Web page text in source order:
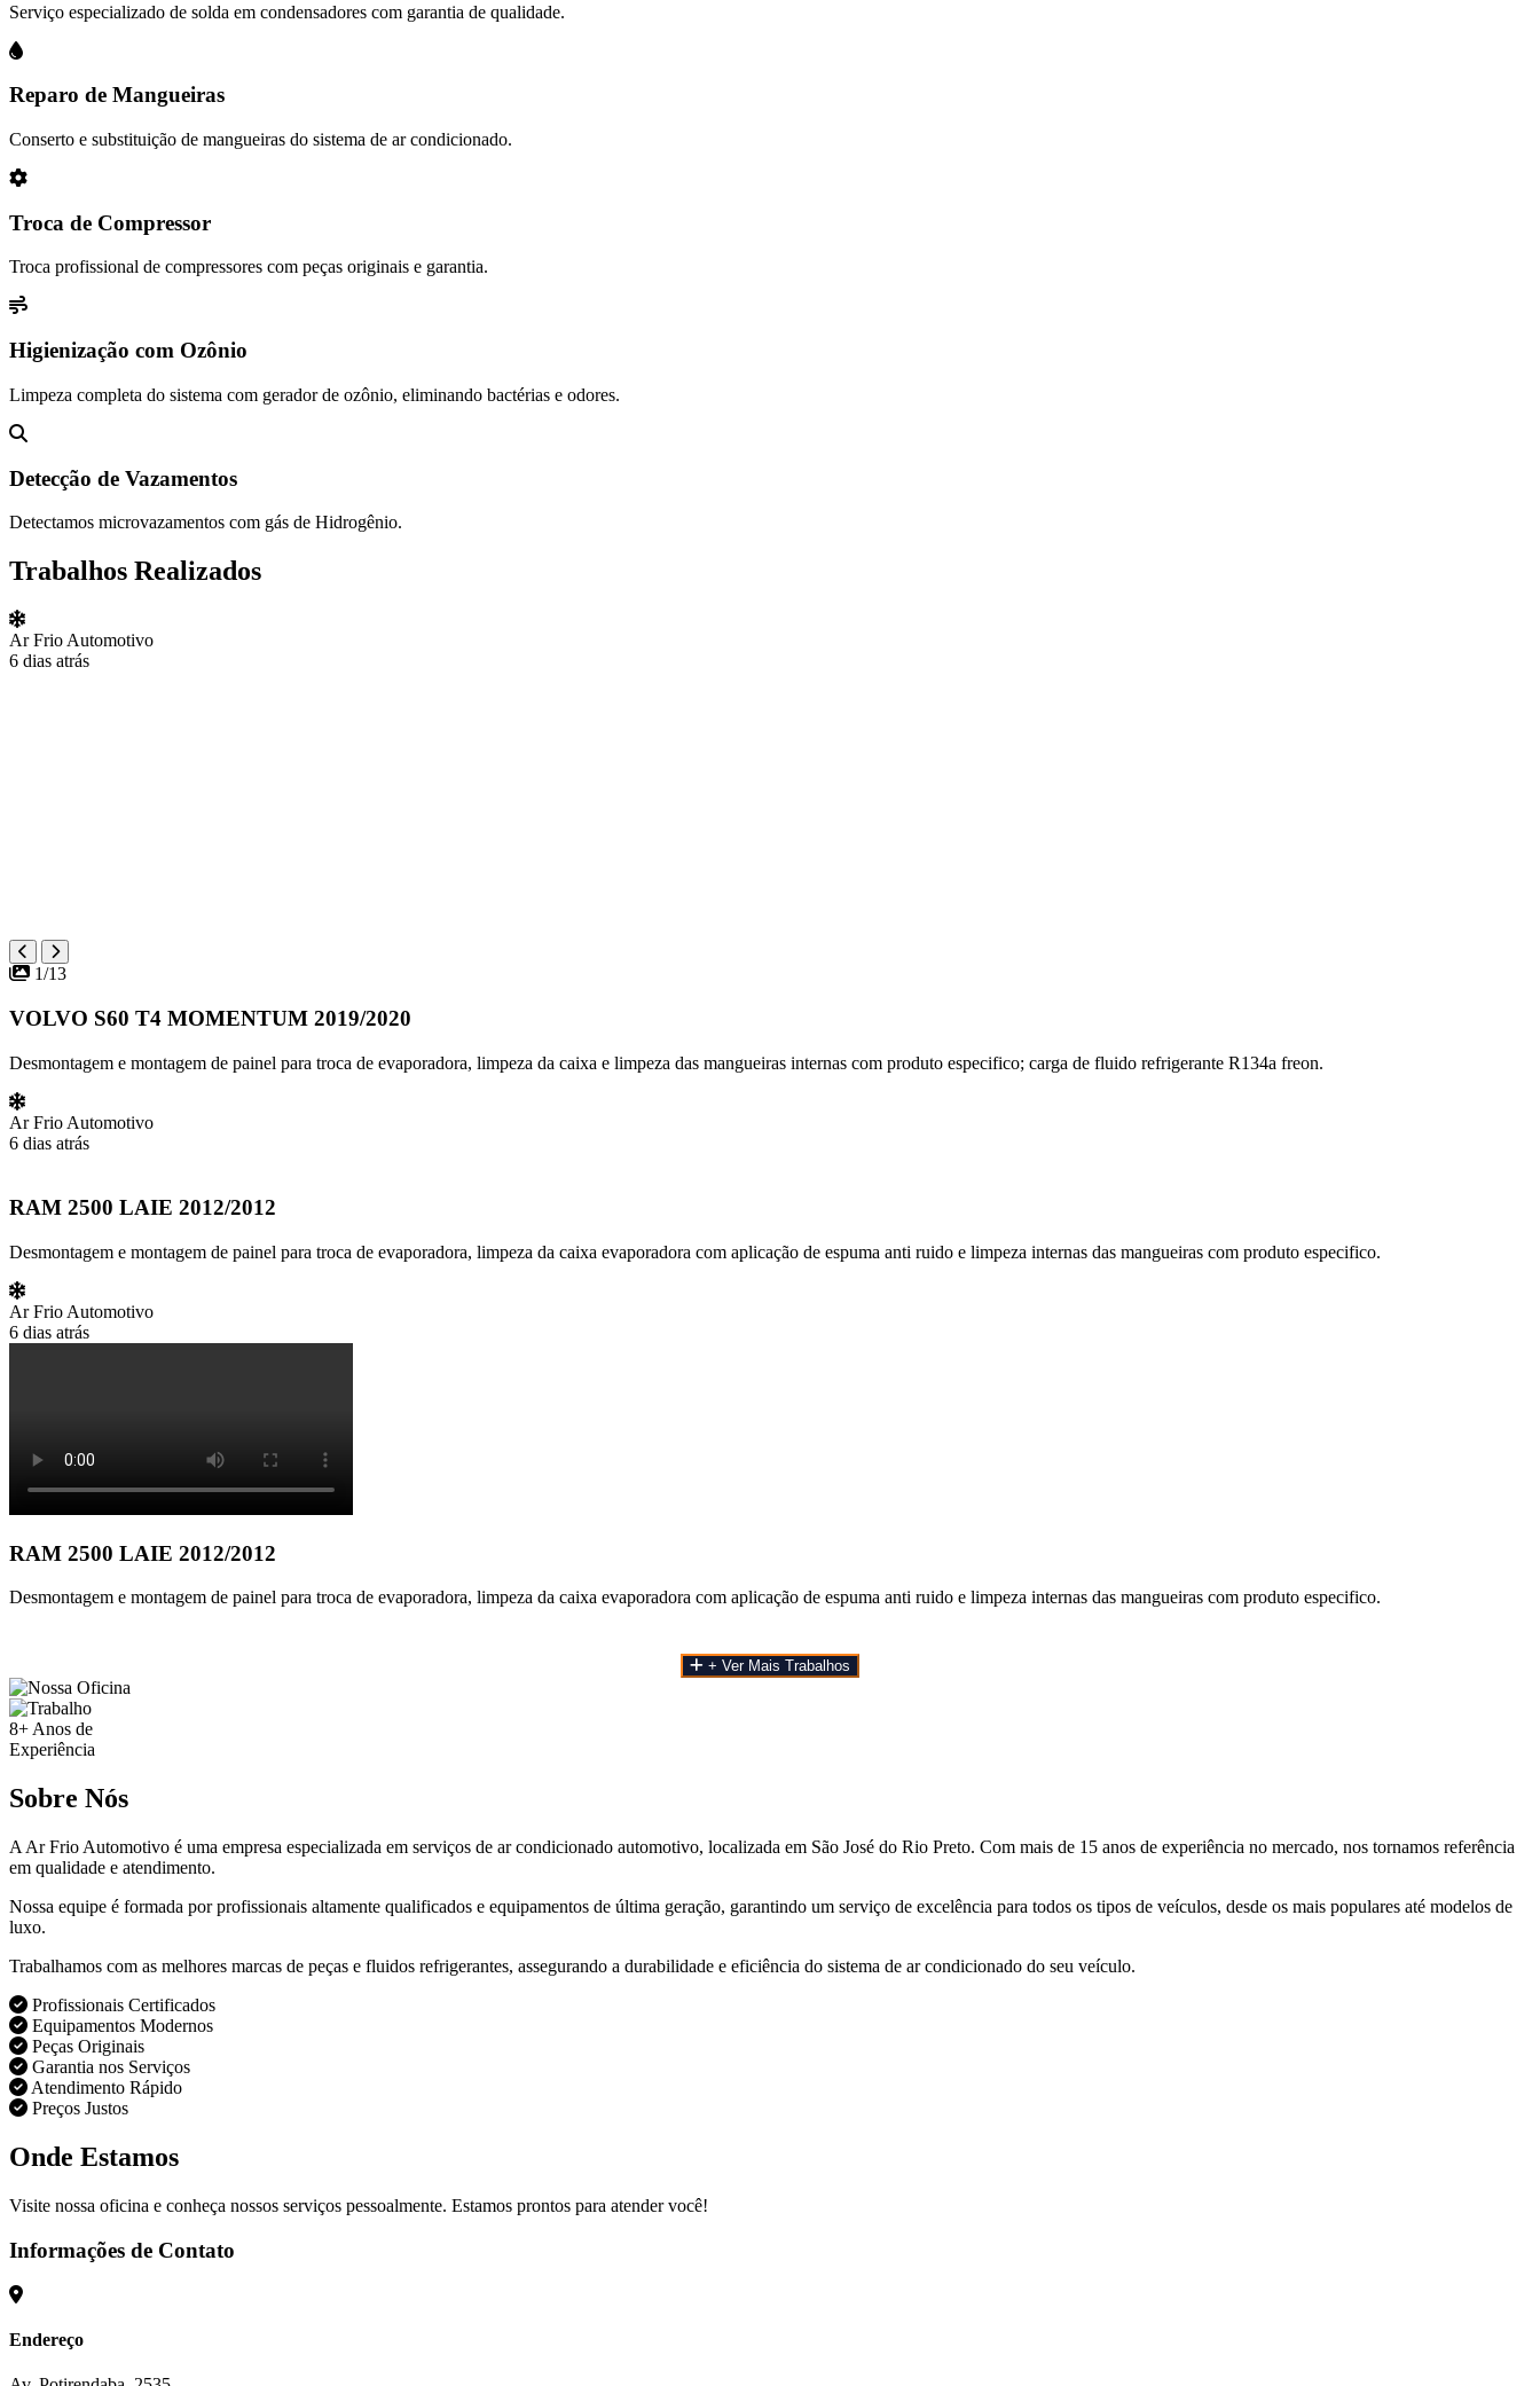
Serviço especializado de solda em condensadores com garantia de qualidade.
Reparo de Mangueiras
Conserto e substituição de mangueiras do sistema de ar condicionado.
Troca de Compressor
Troca profissional de compressores com peças originais e garantia.
Higienização com Ozônio
Limpeza completa do sistema com gerador de ozônio, eliminando bactérias e odores.
Detecção de Vazamentos
Detectamos microvazamentos com gás de Hidrogênio.
Trabalhos Realizados
Ar Frio Automotivo
6 dias atrás
1/13
VOLVO S60 T4 MOMENTUM 2019/2020
Desmontagem e montagem de painel para troca de evaporadora, limpeza da caixa e limpeza das mangueiras internas com produto especifico; carga de fluido refrigerante R134a freon.
Ar Frio Automotivo
6 dias atrás
RAM 2500 LAIE 2012/2012
Desmontagem e montagem de painel para troca de evaporadora, limpeza da caixa evaporadora com aplicação de espuma anti ruido e limpeza internas das mangueiras com produto especifico.
Ar Frio Automotivo
6 dias atrás
RAM 2500 LAIE 2012/2012
Desmontagem e montagem de painel para troca de evaporadora, limpeza da caixa evaporadora com aplicação de espuma anti ruido e limpeza internas das mangueiras com produto especifico.
+ Ver Mais Trabalhos
8+Anos de
Experiência
Sobre Nós
A Ar Frio Automotivo é uma empresa especializada em serviços de ar condicionado automotivo, localizada em São José do Rio Preto. Com mais de 15 anos de experiência no mercado, nos tornamos referência
em qualidade e atendimento.
Nossa equipe é formada por profissionais altamente qualificados e equipamentos de última geração, garantindo um serviço de excelência para todos os tipos de veículos, desde os mais populares até modelos de
luxo.
Trabalhamos com as melhores marcas de peças e fluidos refrigerantes, assegurando a durabilidade e eficiência do sistema de ar condicionado do seu veículo.
Profissionais Certificados
Equipamentos Modernos
Peças Originais
Garantia nos Serviços
Atendimento Rápido
Preços Justos
Onde Estamos
Visite nossa oficina e conheça nossos serviços pessoalmente. Estamos prontos para atender você!
Informações de Contato
Endereço